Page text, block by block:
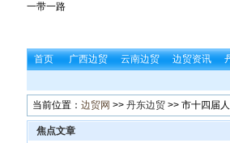
一带一路
首页 广西边贸 云南边贸 边贸资讯
当前位置： 边贸网 >> 丹东边贸 >> 市十四届
焦点文章